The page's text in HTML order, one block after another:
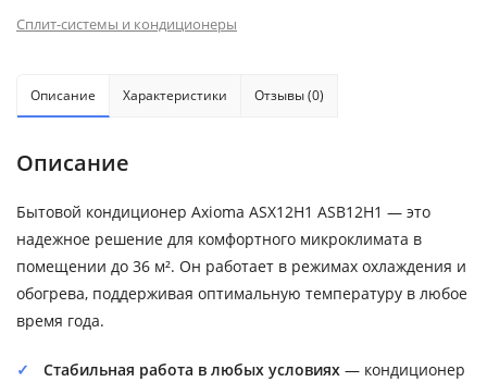
Сплит-системы и кондиционеры
Описание Характеристики Отзывы (0)
Описание
Бытовой кондиционер Axioma ASX12H1 ASB12H1 — это
надежное решение для комфортного микроклимата в
помещении до 36 м². Он работает в режимах охлаждения и
обогрева, поддерживая оптимальную температуру в любое
время года.
Стабильная работа в любых условиях — кондиционер